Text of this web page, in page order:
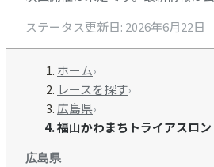
ステータス更新日: 2026年6月22日
ホーム›
レースを探す›
広島県›
福山かわまちトライアスロン
広島県